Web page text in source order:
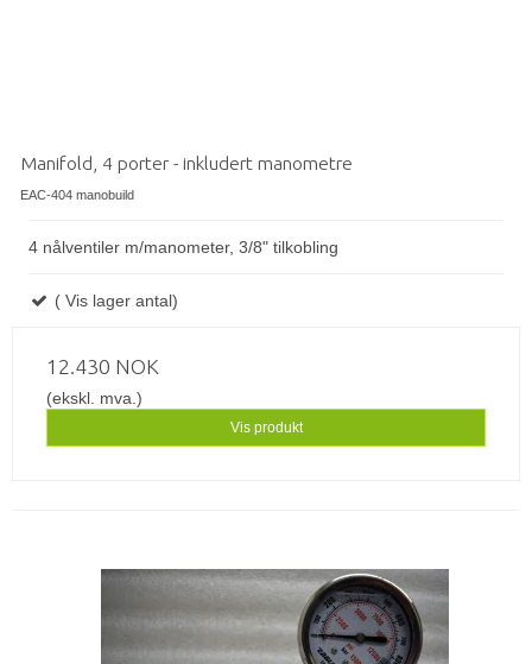
Manifold, 4 porter - inkludert manometre
EAC-404 manobuild
4 nålventiler m/manometer, 3/8" tilkobling
( Vis lager antal)
12.430 NOK
(ekskl. mva.)
Vis produkt